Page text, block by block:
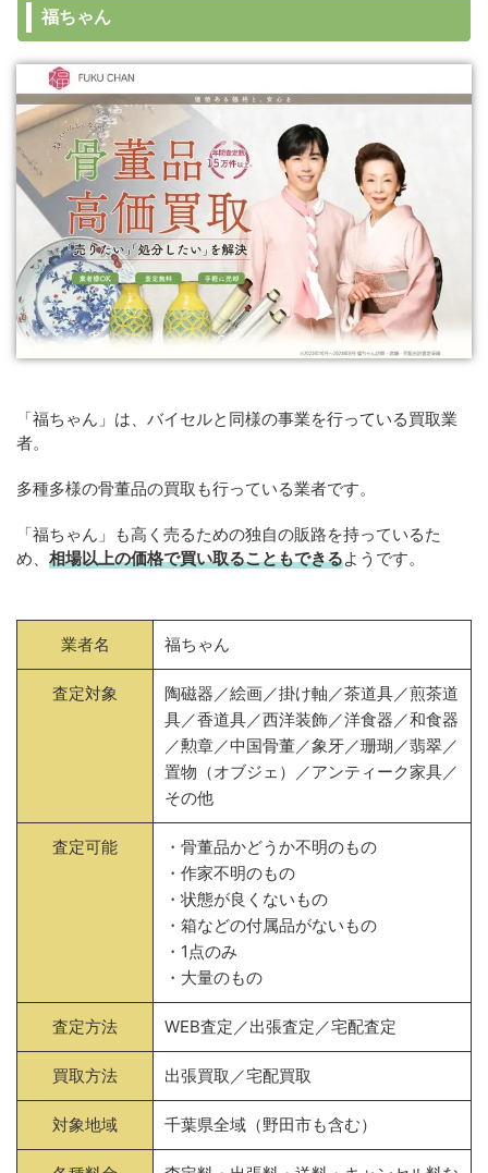
福ちゃん
「福ちゃん」は、バイセルと同様の事業を行っている買取業
者。
多種多様の骨董品の買取も行っている業者です。
「福ちゃん」も高く売るための独自の販路を持っているた
め、 相場以上の価格で買い取ることもできるようです。
業者名 福ちゃん
査定対象
陶磁器／絵画／掛け軸／茶道具／煎茶道
具／香道具／西洋装飾／洋食器／和食器
／勲章／中国骨董／象牙／珊瑚／翡翠／
置物（オブジェ）／アンティーク家具／
その他
査定可能
・骨董品かどうか不明のもの
・作家不明のもの
・状態が良くないもの
・箱などの付属品がないもの
・1点のみ
・大量のもの
査定方法 WEB査定／出張査定／宅配査定
買取方法 出張買取／宅配買取
対象地域 千葉県全域（野田市も含む）